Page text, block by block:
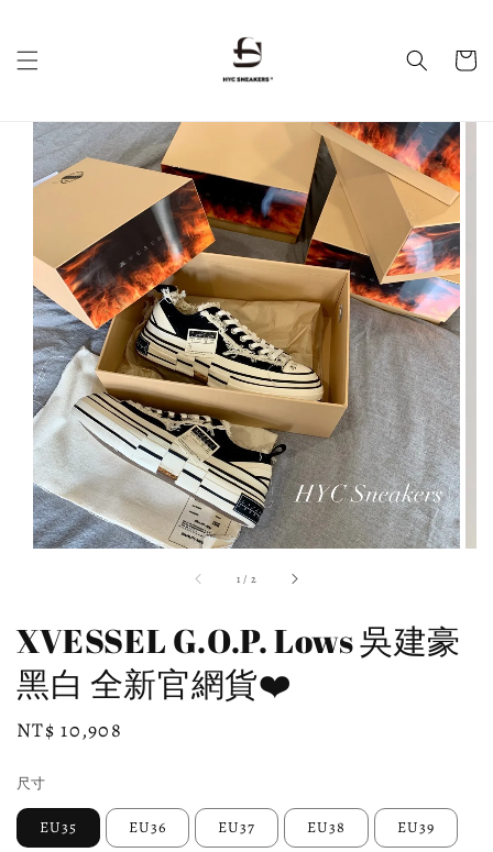
1 / 2
XVESSEL G.O.P. Lows 吳建豪
黑白 全新官網貨❤️
Regular
NT$ 10,908
尺寸
EU35 EU36 EU37 EU38 EU39